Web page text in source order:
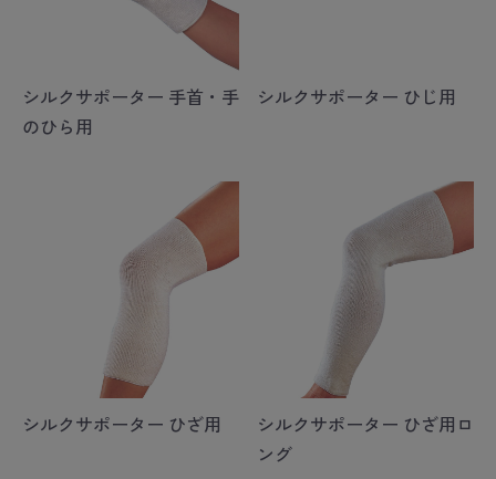
シルクサポーター 手首・手
のひら用
シルクサポーター ひじ用
シルクサポーター ひざ用
シルクサポーター ひざ用ロ
ング